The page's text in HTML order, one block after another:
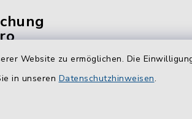
Website zu ermöglichen. Die
in unseren Datenschutzhinweisen.
hier bequem
für das